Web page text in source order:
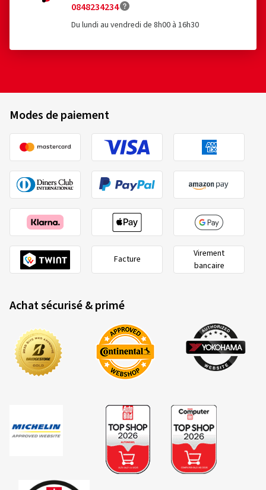
0848234234
Du lundi au vendredi de 8h00 à 16h30
Modes de paiement
Facture
Virement
bancaire
Achat sécurisé & primé